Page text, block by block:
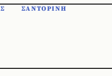
ΣΑΝΤΟΡΙΝΗ